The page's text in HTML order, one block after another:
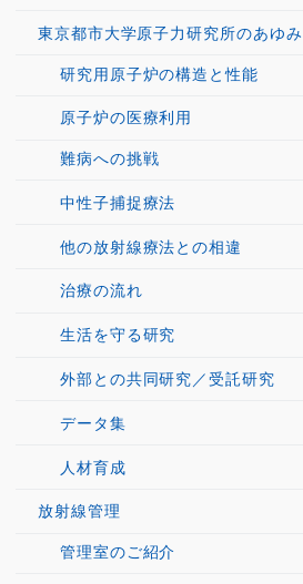
東京都市大学原子力研究所のあゆみ
研究用原子炉の構造と性能
原子炉の医療利用
難病への挑戦
中性子捕捉療法
他の放射線療法との相違
治療の流れ
生活を守る研究
外部との共同研究／受託研究
データ集
人材育成
放射線管理
管理室のご紹介